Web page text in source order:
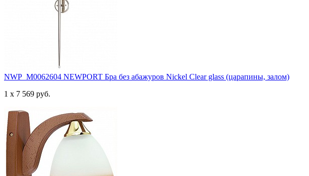
NWP_M0062604 NEWPORT Бра без абажуров Nickel Clear glass (царапины, залом)
1 x 7 569 руб.